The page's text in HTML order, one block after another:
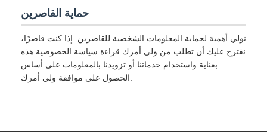
حماية القاصرين
نولي أهمية لحماية المعلومات الشخصية للقاصرين. إذا كنت قاصرًا،
نقترح عليك أن تطلب من ولي أمرك قراءة سياسة الخصوصية هذه
بعناية واستخدام خدماتنا أو تزويدنا بالمعلومات على أساس